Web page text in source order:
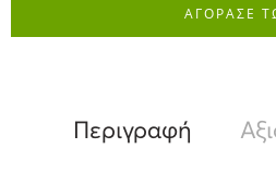
ΑΓΟΡΑΣΕ
Περιγραφή